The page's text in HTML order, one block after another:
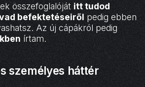
összefoglalóját itt tudod
befektetéseiről pedig ebben
Az új cápákról pedig
írtam.
személyes háttér